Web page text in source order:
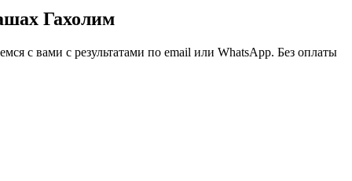
Гахолим
с вами с результатами по email или WhatsApp. Без оплаты